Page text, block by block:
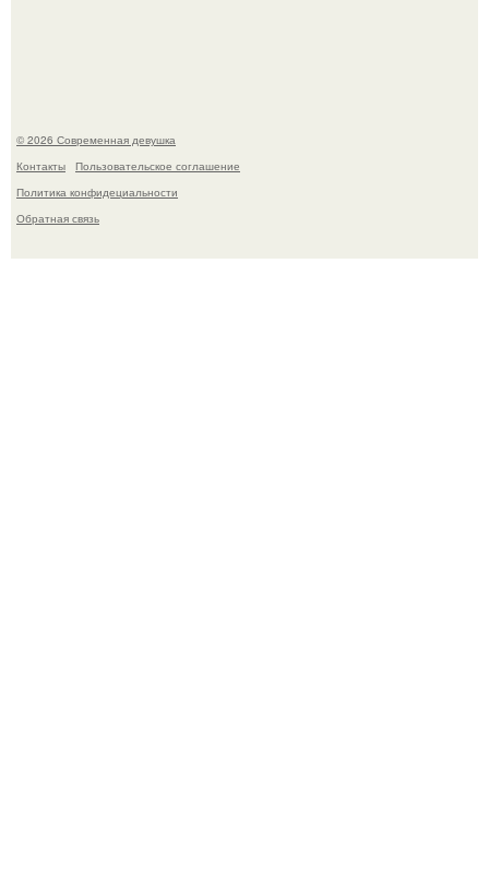
© 2026 Современная девушка
Контакты
Пользовательское соглашение
Политика конфидециальности
Обратная связь